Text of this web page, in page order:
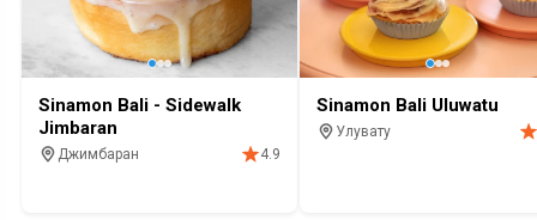
Sinamon Bali - Sidewalk
Jimbaran
Джимбаран
4.9
Sinamon Bali Uluwatu
Улувату